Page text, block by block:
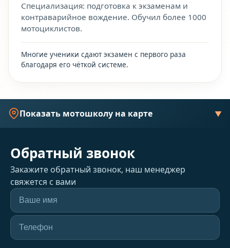
Специализация: подготовка к экзаменам и
контраварийное вождение. Обучил более 1000
мотоциклистов.
Многие ученики сдают экзамен с первого раза
благодаря его чёткой системе.
Показать мотошколу на карте ▼
Обратный звонок
Закажите обратный звонок, наш менеджер
свяжется с вами